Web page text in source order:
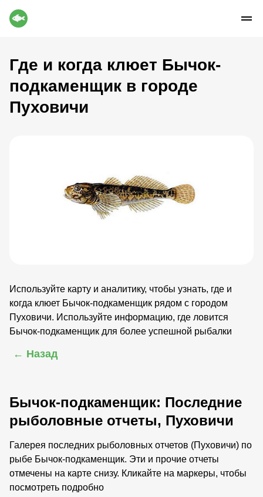
Где и когда клюет Бычок-
подкаменщик в городе
Пуховичи
Используйте карту и аналитику, чтобы узнать, где и
когда клюет Бычок-подкаменщик рядом с городом
Пуховичи. Используйте информацию, где ловится
Бычок-подкаменщик для более успешной рыбалки
← Назад
Бычок-подкаменщик: Последние
рыболовные отчеты, Пуховичи
Галерея последних рыболовных отчетов (Пуховичи) по
рыбе Бычок-подкаменщик. Эти и прочие отчеты
отмечены на карте снизу. Кликайте на маркеры, чтобы
посмотреть подробно